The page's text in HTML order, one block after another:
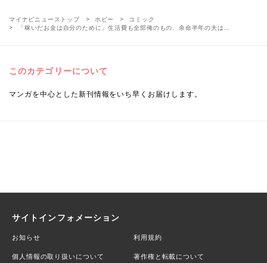
マイナビニューストップ ホビー
コミック
「稼いだお金は自分のために」生活費も全部俺のもの、余命半年の夫は…
このカテゴリーについて
マンガを中心とした新刊情報をいち早くお届けします。
サイトインフォメーション
お知らせ 利用規約
個人情報の取り扱いについて 著作権と転載について